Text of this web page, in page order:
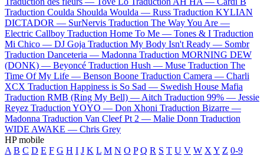
Traduction Coulda Shoulda Woulda — Russ Traduction KYLIAN
DICTADOR — SurNervis Traduction The Way You Are —
Electric Callboy Traduction Home To Me — Tones & I Traduction
Mi Chico — DJ Goja Traduction My Body Isn't Ready — Sombr
Traduction Danceteria — Madonna Traduction MORNING DEW
(DONK) — Beyoncé Traduction Hush — Muse Traduction The
Time Of My Life — Benson Boone Traduction Camera — Charli
XCX Traduction Happiness is So Sad — Swedish House Mafia
Traduction RMB (Ring My Bell) — Aitch Traduction 99% — Jessie
Reyez Traduction YOYO — Don Xhoni Traduction Bizarre —
Madonna Traduction Van Cleef Pt 2 — Malie Donn Traduction
WIDE AWAKE — Chris Grey
HP mobile
A B C D E F G H I J K L M N O P Q R S T U V W X Y Z 0-9